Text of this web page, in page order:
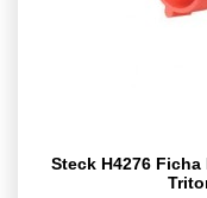
Steck H4276 Ficha